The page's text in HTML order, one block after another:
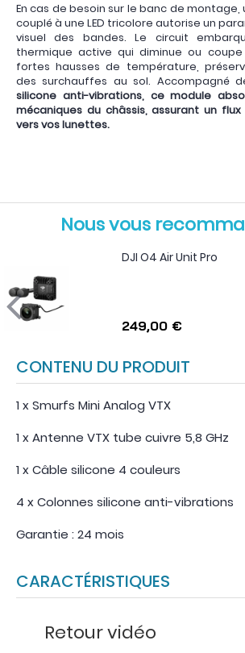
En cas de besoin sur le banc de
couplé à une LED tricolore autorise un
visuel des bandes. Le circuit
thermique active qui diminue ou
fortes hausses de température,
des surchauffes au sol. Accompagné
silicone anti-vibrations, ce module
mécaniques du châssis, assurant un
vers vos lunettes.
Nous vous
DJI O4 Air Unit Pro
249,00 €
CONTENU DU PRODUIT
1 x Smurfs Mini Analog VTX
1 x Antenne VTX tube cuivre 5,8 GHz
1 x Câble silicone 4 couleurs
4 x Colonnes silicone anti-vibrations
Garantie : 24 mois
CARACTÉRISTIQUES
Retour vidéo